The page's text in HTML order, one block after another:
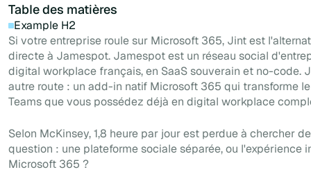
Table des matières
Example H2
Si votre entreprise roule sur Microsoft 365, Jint est
directe à Jamespot. Jamespot est un réseau social
digital workplace français, en SaaS souverain et no-code.
autre route : un add-in natif Microsoft 365 qui transforme
Teams que vous possédez déjà en digital workplace
Selon McKinsey, 1,8 heure par jour est perdue à chercher
question : une plateforme sociale séparée, ou l'expérience
Microsoft 365 ?